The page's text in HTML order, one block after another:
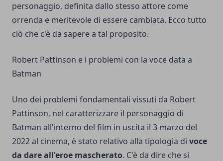
personaggio, definita dallo stesso attore come
orrenda e meritevole di essere cambiata. Ecco tutto
ciò che c'è da sapere a tal proposito.
Robert Pattinson e i problemi con la voce data a
Batman
Uno dei problemi fondamentali vissuti da Robert
Pattinson, nel caratterizzare il personaggio di
Batman all'interno del film in uscita il 3 marzo del
2022 al cinema, è stato relativo alla tipologia di voce
da dare all'eroe mascherato. C'è da dire che si